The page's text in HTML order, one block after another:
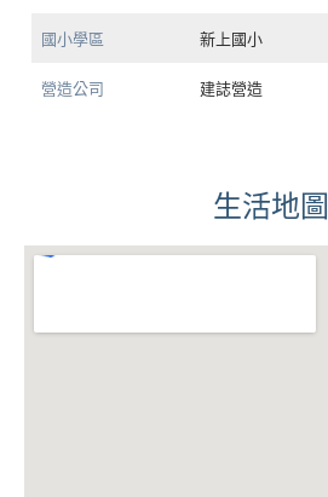
國小學區 新上國小
營造公司 建誌營造
生活地圖